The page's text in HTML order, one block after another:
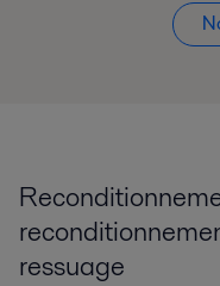
ressuage